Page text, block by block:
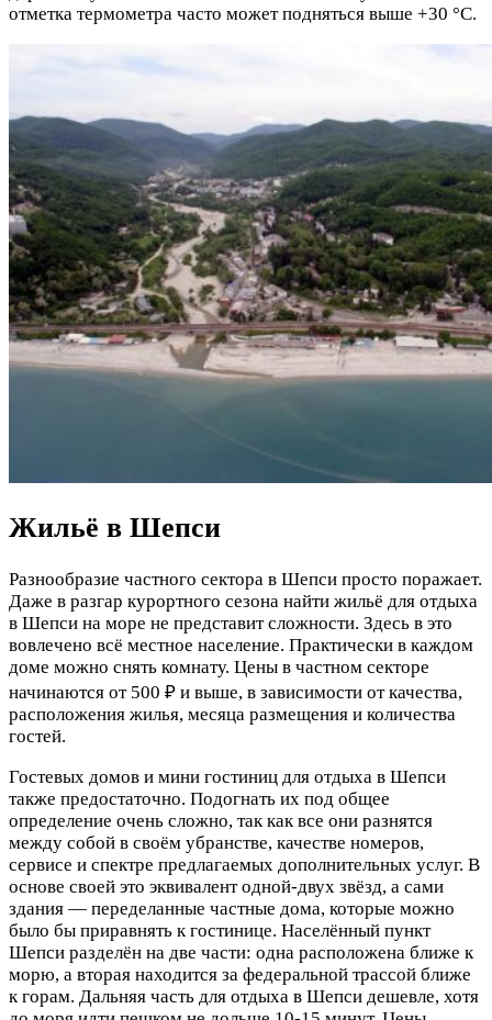
отметка термометра часто может подняться выше +30 °C.
Жильё в Шепси
Разнообразие частного сектора в Шепси просто поражает.
Даже в разгар курортного сезона найти жильё для отдыха
в Шепси на море не представит сложности. Здесь в это
вовлечено всё местное население. Практически в каждом
доме можно снять комнату. Цены в частном секторе
начинаются от 500 ₽ и выше, в зависимости от качества,
расположения жилья, месяца размещения и количества
гостей.
Гостевых домов и мини гостиниц для отдыха в Шепси
также предостаточно. Подогнать их под общее
определение очень сложно, так как все они разнятся
между собой в своём убранстве, качестве номеров,
сервисе и спектре предлагаемых дополнительных услуг. В
основе своей это эквивалент одной-двух звёзд, а сами
здания — переделанные частные дома, которые можно
было бы приравнять к гостинице. Населённый пункт
Шепси разделён на две части: одна расположена ближе к
морю, а вторая находится за федеральной трассой ближе
к горам. Дальняя часть для отдыха в Шепси дешевле, хотя